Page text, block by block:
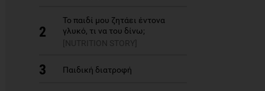
2
Το παιδί μου ζητάει έντονα
γλυκό, τι να του δίνω;
[NUTRITION STORY]
3 Παιδική διατροφή